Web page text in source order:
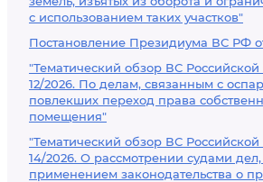
с использованием таких участков"
Постановление Президиума ВС РФ
"Тематический обзор ВС
12/2026. По делам, связанным с
повлекших переход права
помещения"
"Тематический обзор ВС
14/2026. О рассмотрении судами
применением законодательства о